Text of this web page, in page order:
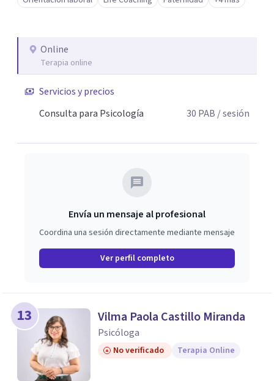
Online
Terapia online
Servicios y precios
Consulta para Psicología
30 PAB / sesión
Envía un mensaje al profesional
Coordina una sesión directamente mediante mensaje
Ver perfil completo
13 Vilma Paola Castillo Miranda
Psicóloga
No verificado Terapia Online